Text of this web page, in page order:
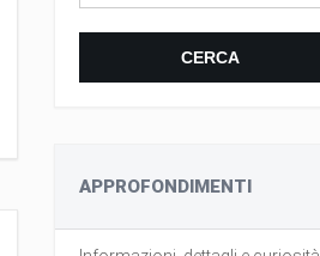
CERCA
APPROFONDIMENTI